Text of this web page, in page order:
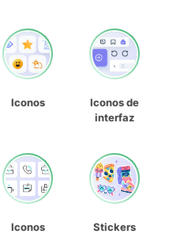
Iconos
Iconos de
interfaz
Iconos
Stickers